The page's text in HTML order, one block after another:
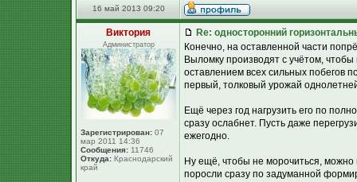
16 май 2013 09:20
Виктория
Администратор
Зарегистрирован: 07
мар 2011 14:36
Сообщения: 11746
Откуда: Краснодарский
край
Re: односторонний
Конечно, на оставленной части
Выломку производят с учётом, чтобы
оставлением всех сильных побегов
первый, толковый урожай
Ещё через год нагрузить его по
сразу ослабнет. Пусть даже
ежегодно.
Ну ещё, чтобы не морочиться, можно
поросли сразу по задуманной